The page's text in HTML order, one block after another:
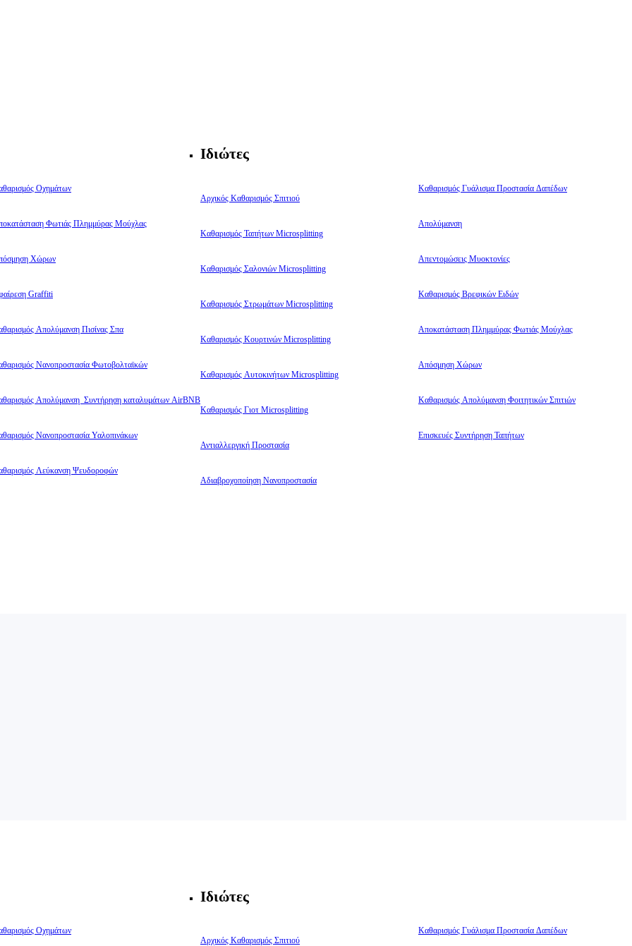
Οχημάτων
Φωτιάς Πλημμύρας Μούχλας
Χώρων
Graffiti
Απολύμανση Πισίνας Σπα
Νανοπροστασία Φωτοβολταϊκών
Απολύμανση Συντήρηση καταλυμάτων AirBNB
Νανοπροστασία Υαλοπινάκων
Λεύκανση Ψευδοροφών
Ιδιώτες
Αρχικός Καθαρισμός Σπιτιού
Καθαρισμός Ταπήτων Microsplitting
Καθαρισμός Σαλονιών Microsplitting
Καθαρισμός Στρωμάτων Microsplitting
Καθαρισμός Κουρτινών Microsplitting
Καθαρισμός Αυτοκινήτων Microsplitting
Καθαρισμός Γιοτ Microsplitting
Αντιαλλεργική Προστασία
Αδιαβροχοποίηση Νανοπροστασία
Καθαρισμός Γυάλισμα Προστασία Δαπέδων
Απολύμανση
Απεντομώσεις Μυοκτονίες
Καθαρισμός Βρεφικών Ειδών
Αποκατάσταση Πλημμύρας Φωτιάς Μούχλας
Απόσμηση Χώρων
Καθαρισμός Απολύμανση Φοιτητικών Σπιτιών
Επισκευές Συντήρηση Ταπήτων
Οχημάτων
Ιδιώτες
Αρχικός Καθαρισμός Σπιτιού
Καθαρισμός Γυάλισμα Προστασία Δαπέδων